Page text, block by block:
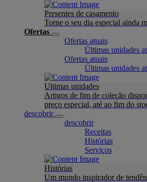
Presentes de casamento
Torne o seu dia especial ainda
Ofertas
Ofertas atuais
Últimas unidades
Ofertas atuais
Últimas unidades
Ultimas unidades
Artigos de fim de coleção
preço especial, até ao fim do
descobrir
descobrir
Receitas
Histórias
Serviços
Histórias
Um mundo inspirador de